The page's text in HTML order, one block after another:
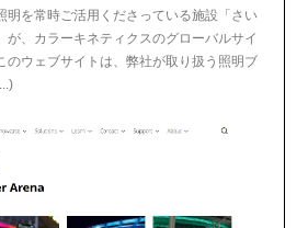
明を常時ご活用くださっている施設「さい
が、カラーキネティクスのグローバルサイ
のウェブサイトは、弊社が取り扱う照明ブ